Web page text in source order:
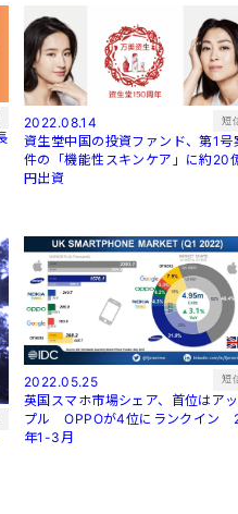
2022.08.14 短
資生堂中国の投資ファンド、第1号
件の「機能性スキンケア」に約20
円出資
2022.05.25 短
英国スマホ市場シェア、首位はアッ
プル OPPOが4位にランクイン
年1-3月